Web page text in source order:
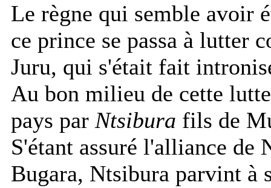
Le règne qui semble avoir
ce prince se passa à lutter
Juru, qui s'était fait
Au bon milieu de cette
pays par Ntsibura fils de
S'étant assuré l'alliance
Bugara, Ntsibura parvint à